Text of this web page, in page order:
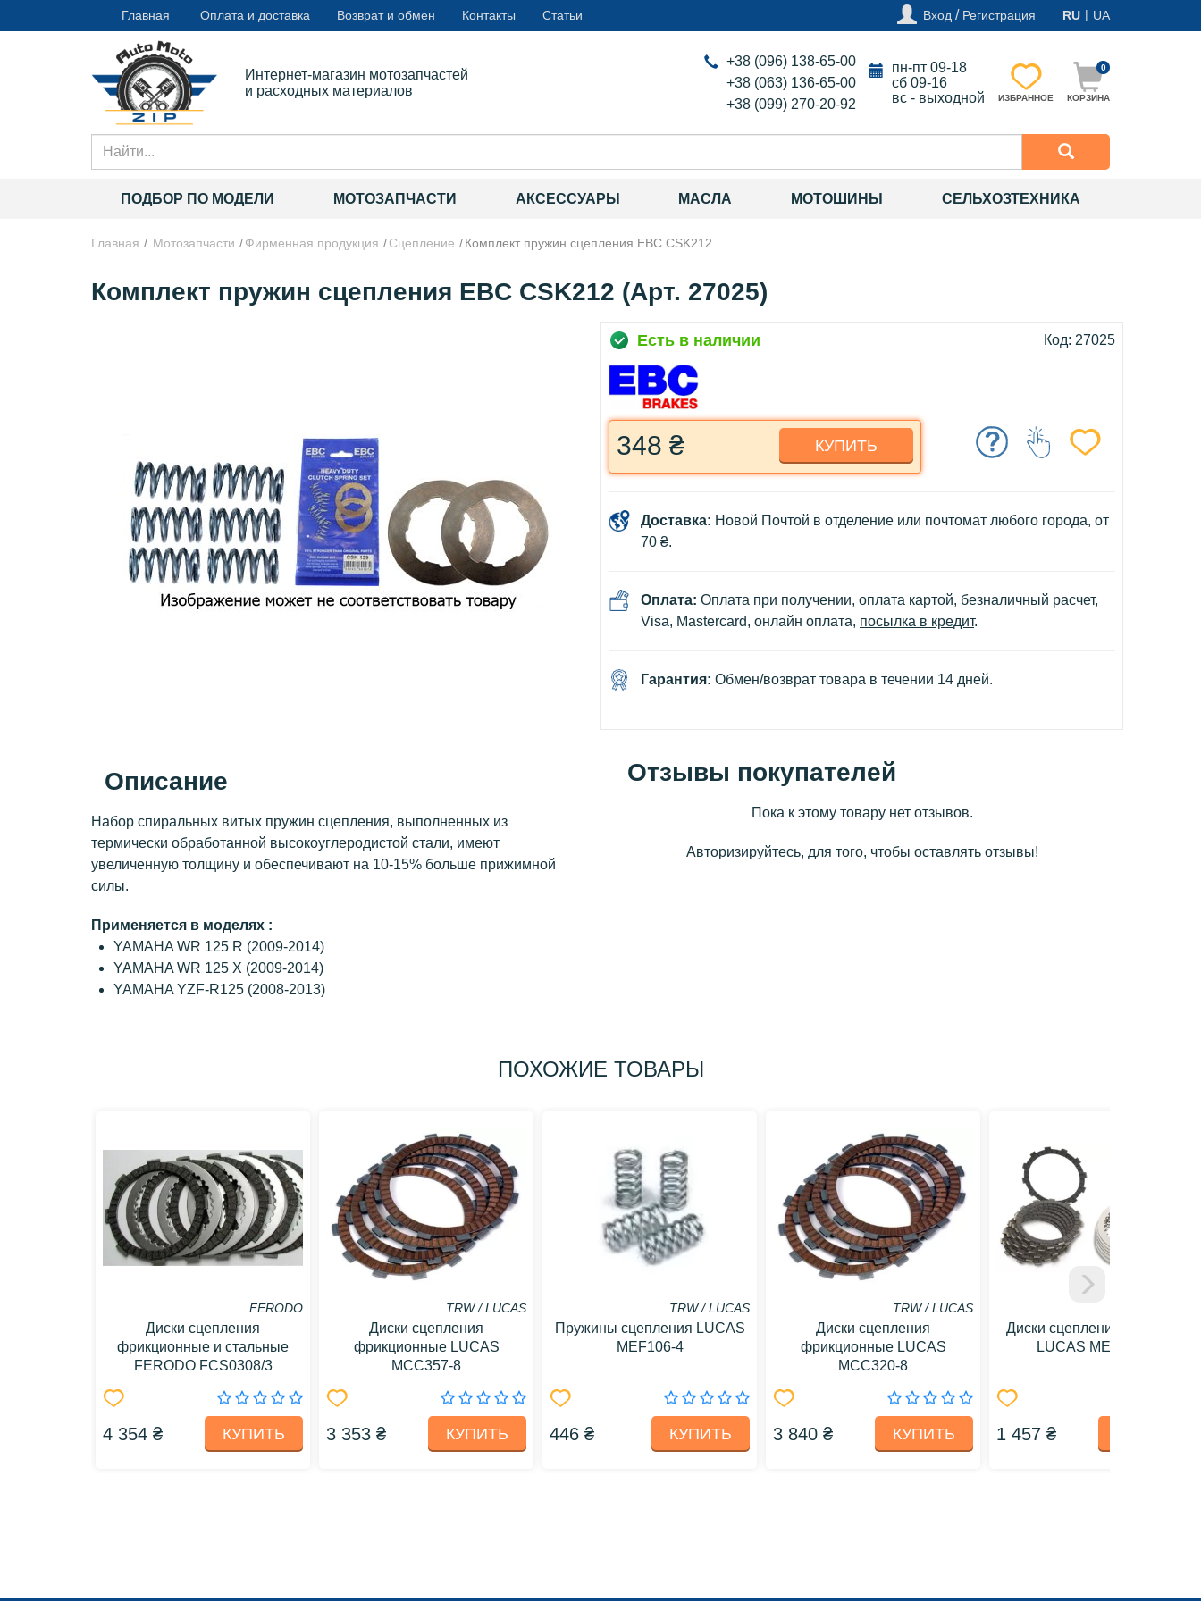
Главная Оплата и доставка Возврат и обмен Контакты Статьи Вход / Регистрация RU | UA
Интернет-магазин мотозапчастей
и расходных материалов
+38 (096) 138-65-00
+38 (063) 136-65-00
+38 (099) 270-20-92
пн-пт 09-18
сб 09-16
вс - выходной
ИЗБРАННОЕ
0
КОРЗИНА
ПОДБОР ПО МОДЕЛИ МОТОЗАПЧАСТИ АКСЕССУАРЫ МАСЛА МОТОШИНЫ СЕЛЬХОЗТЕХНИКА
Главная Мотозапчасти Фирменная продукция Сцепление Комплект пружин сцепления EBC CSK212
Комплект пружин сцепления EBC CSK212 (Арт. 27025)
Есть в наличии Код: 27025
348 ₴ КУПИТЬ
Доставка: Новой Почтой в отделение или почтомат любого города, от
70 ₴.
Оплата: Оплата при получении, оплата картой, безналичный расчет,
Visa, Mastercard, онлайн оплата, посылка в кредит.
Гарантия: Обмен/возврат товара в течении 14 дней.
Описание
Набор спиральных витых пружин сцепления, выполненных из
термически обработанной высокоуглеродистой стали, имеют
увеличенную толщину и обеспечивают на 10-15% больше прижимной
силы.
Применяется в моделях :
YAMAHA WR 125 R (2009-2014)
YAMAHA WR 125 X (2009-2014)
YAMAHA YZF-R125 (2008-2013)
Отзывы покупателей
Пока к этому товару нет отзывов.
Авторизируйтесь, для того, чтобы оставлять отзывы!
ПОХОЖИЕ ТОВАРЫ
FERODO
Диски сцепления
фрикционные и стальные
FERODO FCS0308/3
4 354 ₴ КУПИТЬ
TRW / LUCAS
Диски сцепления
фрикционные LUCAS
MCC357-8
3 353 ₴ КУПИТЬ
TRW / LUCAS
Пружины сцепления LUCAS
MEF106-4
446 ₴ КУПИТЬ
TRW / LUCAS
Диски сцепления
фрикционные LUCAS
MCC320-8
3 840 ₴ КУПИТЬ
Диски сцепления стальные
LUCAS MES419-6
1 457 ₴